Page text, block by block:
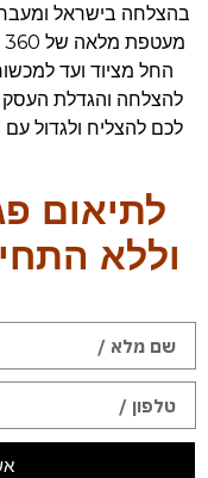
בהצלחה בישראל
החל מציוד ועד
להצלחה והגדלת העסק
לכם להצליח ולגדול עם
לתיאום
וללא